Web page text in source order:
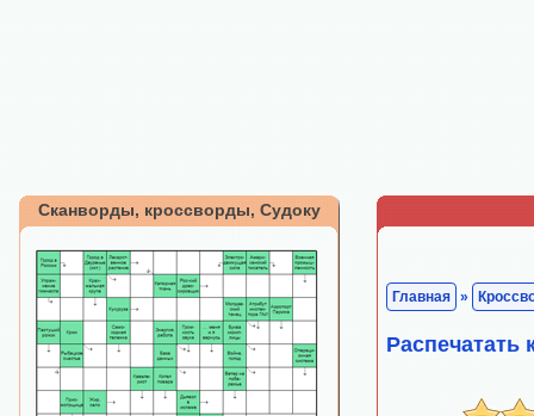
Сканворды, кроссворды, Судоку
Главная »